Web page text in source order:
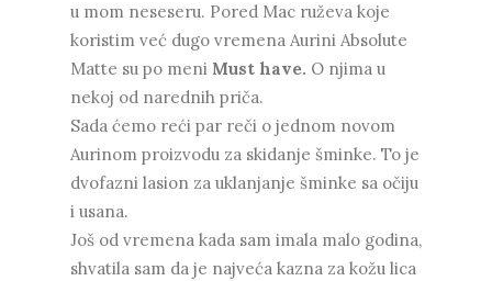
u mom neseseru. Pored Mac ruževa koje
koristim već dugo vremena Aurini Absolute
Matte su po meni Must have. O njima u
nekoj od narednih priča.
Sada ćemo reći par reči o jednom novom
Aurinom proizvodu za skidanje šminke. To je
dvofazni lasion za uklanjanje šminke sa očiju
i usana.
Još od vremena kada sam imala malo godina,
shvatila sam da je najveća kazna za kožu lica